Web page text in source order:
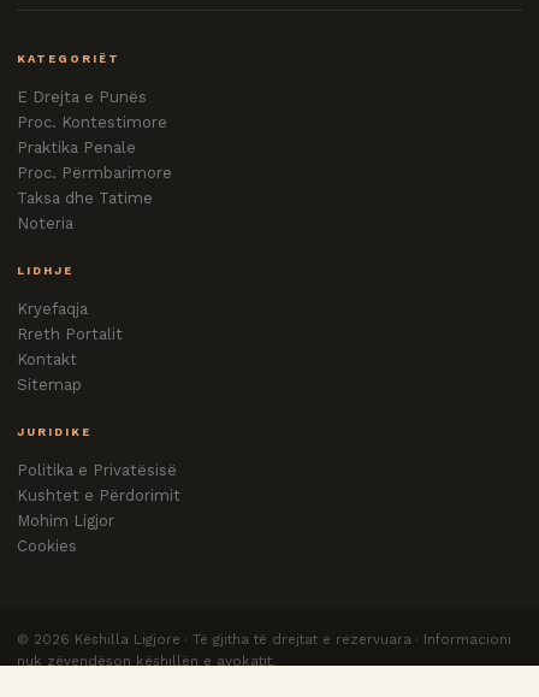
KATEGORIËT
E Drejta e Punës
Proc. Kontestimore
Praktika Penale
Proc. Përmbarimore
Taksa dhe Tatime
Noteria
LIDHJE
Kryefaqja
Rreth Portalit
Kontakt
Sitemap
JURIDIKE
Politika e Privatësisë
Kushtet e Përdorimit
Mohim Ligjor
Cookies
© 2026 Këshilla Ligjore · Të gjitha të drejtat e rezervuara · Informacioni
nuk zëvendëson këshillën e avokatit.